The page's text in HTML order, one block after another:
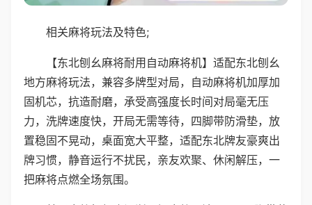
相关麻将玩法及特色;
【东北刨幺麻将耐用自动麻将机】适配东北刨幺
地方麻将玩法，兼容多牌型对局，自动麻将机加厚加
固机芯，抗造耐磨，承受高强度长时间对局毫无压
力，洗牌速度快，开局无需等待，四脚带防滑垫，放
置稳固不晃动，桌面宽大平整，适配东北牌友豪爽出
牌习惯，静音运行不扰民，亲友欢聚、休闲解压，一
把麻将点燃全场氛围。